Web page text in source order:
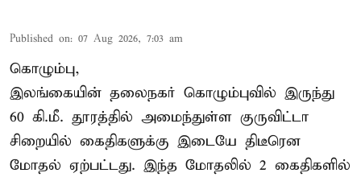
Published on: 07 Aug 2026, 7:03 am
கொழும்பு,
இலங்கையின் தலைநகர் கொழும்புவில் இருந்து
60 கி.மீ. தூரத்தில் அமைந்துள்ள குருவிட்டா
சிறையில் கைதிகளுக்கு இடையே திடீரென
மோதல் ஏற்பட்டது. இந்த மோதலில் 2 கைதிகளில்